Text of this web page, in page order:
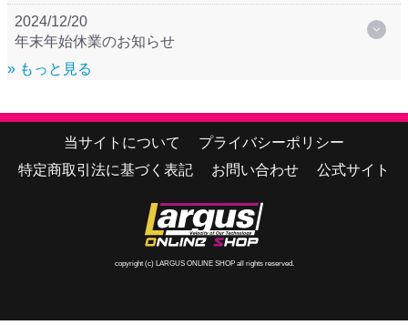
2024/12/20
年末年始休業のお知らせ
» もっと見る
当サイトについて
プライバシーポリシー
特定商取引法に基づく表記
お問い合わせ 公式サイト
copyright (c) LARGUS ONLINE SHOP all rights reserved.